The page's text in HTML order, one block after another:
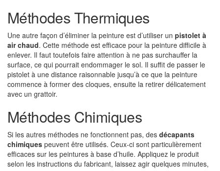
Méthodes Thermiques
Une autre façon d’éliminer la peinture est d’utiliser un pistolet à
air chaud. Cette méthode est efficace pour la peinture difficile à
enlever. Il faut toutefois faire attention à ne pas surchauffer la
surface, ce qui pourrait endommager le sol. Il suffit de passer le
pistolet à une distance raisonnable jusqu’à ce que la peinture
commence à former des cloques, ensuite la retirer délicatement
avec un grattoir.
Méthodes Chimiques
Si les autres méthodes ne fonctionnent pas, des décapants
chimiques peuvent être utilisés. Ceux-ci sont particulièrement
efficaces sur les peintures à base d’huile. Appliquez le produit
selon les instructions du fabricant, laissez agir quelques minutes,